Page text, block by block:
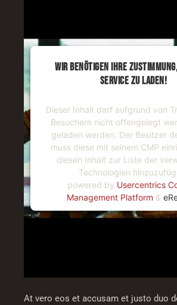
WIR BENÖTIGEN IHRE
SERVICE ZU LADEN!
Dieser Inhalt darf aufgrund von
Besuchern nicht offengelegt
geladen werden. Der Besitzer
muss diese mit seinem CMP
diesen Inhalt zur Liste der
Technologien
powered by Usercentrics
Management Platform &
At vero eos et accusam et justo duo